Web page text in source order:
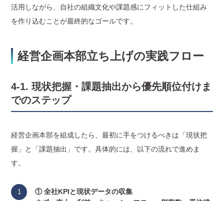
活用しながら、自社の組織文化や課題感にフィットした仕組み
を作り込むことが最終的なゴールです。
経営企画本部立ち上げの実践フロー
4-1. 現状把握・課題抽出から優先順位付けま
でのステップ
経営企画本部を組成したら、最初に手をつけるべきは「現状把
握」と「課題抽出」です。具体的には、以下の流れで進めま
す。
① 全社KPIと現状データの収集